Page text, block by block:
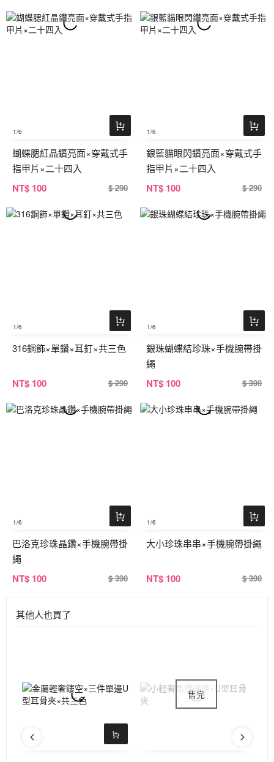
1/6
蝴蝶腮紅晶鑽亮面×穿戴式手
指甲片×二十四入
NT$ 100 $ 290
1/6
銀藍貓眼閃鑽亮面×穿戴式手
指甲片×二十四入
NT$ 100 $ 290
1/6
316鋼飾×單鑽×耳釘×共三色
NT$ 100 $ 290
1/6
銀珠蝴蝶結珍珠×手機腕帶掛
繩
NT$ 100 $ 390
1/6
巴洛克珍珠晶鑽×手機腕帶掛
繩
NT$ 100 $ 390
1/6
大小珍珠串串×手機腕帶掛繩
NT$ 100 $ 390
其他人也買了